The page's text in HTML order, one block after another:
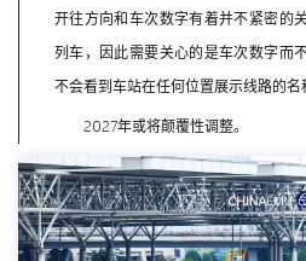
开往方向和车次数字有着并不紧密的
列车，因此需要关心的是车次数字而
不会看到车站在任何位置展示线路的名
2027年或将颠覆性调整。